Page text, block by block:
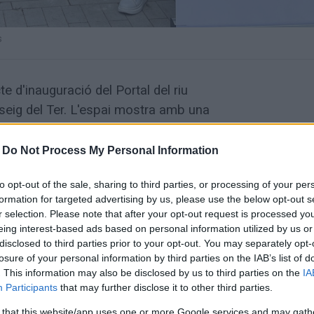
Do Not Process My Personal Information
opt-out of the sale, sharing to third parties, or processing of your
for targeted advertising by us, please use the below opt-out
selection. Please note that after your opt-out request is processed
interest-based ads based on personal information utilized by us
to third parties prior to your opt-out. You may separately
of your personal information by third parties on the IAB’s list of
This information may also be disclosed by us to third parties on the
Participants that may further disclose it to other third parties.
that this website/app uses one or more Google services and may
d'inauguració del Portal del riu
del Ter. L'espai mostra amb una
Manlleu 2024-25 va dur a terme sobre
va comptar amb la presència de
d'Educació i d'Urbanisme i membres
curs.
que van elaborar els joves regidors,
permetrà que la capital del Ter guanyi
concorreguts de la ciutat osonenca i
unes paraules a explicar com van
projecte de ciutat.